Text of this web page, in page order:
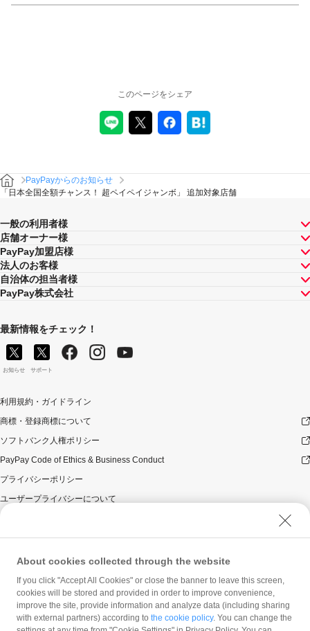
このページをシェア
PayPayからのお知らせ
「日本全国全額チャンス！ 超ペイペイジャンボ」 追加対象店舗
一般の利用者様
店舗オーナー様
PayPay加盟店様
法人のお客様
自治体の担当者様
PayPay株式会社
最新情報をチェック！
お知らせ サポート
利用規約・ガイドライン
商標・登録商標について
ソフトバンク人権ポリシー
PayPay Code of Ethics & Business Conduct
プライバシーポリシー
ユーザープライバシーについて
ウェブサイト利用規約
反社会的勢力に対する方針
勧誘方針
マネロン等基本方針
カスタマーハラスメントに関する当社の考え方
About cookies collected through the website
If you click "Accept All Cookies" or close the banner to leave this screen,
cookies will be stored and provided in order to improve convenience,
improve the site, provide information and analyze data (including sharing
with external partners) according to the cookie policy. You can change the